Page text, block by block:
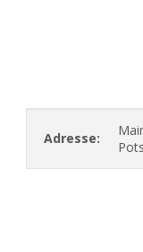
Adresse: